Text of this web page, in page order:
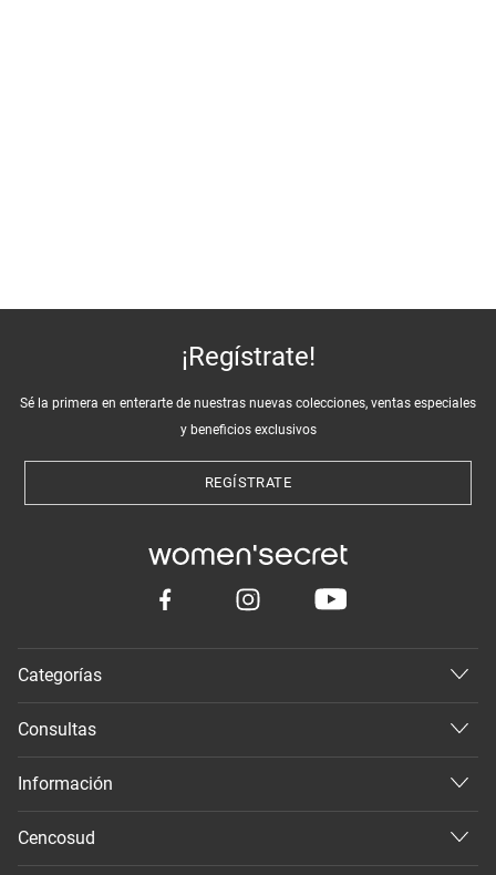
¡Regístrate!
Sé la primera en enterarte de nuestras nuevas colecciones, ventas especiales
y beneficios exclusivos
REGÍSTRATE
Categorías
Consultas
Información
Cencosud